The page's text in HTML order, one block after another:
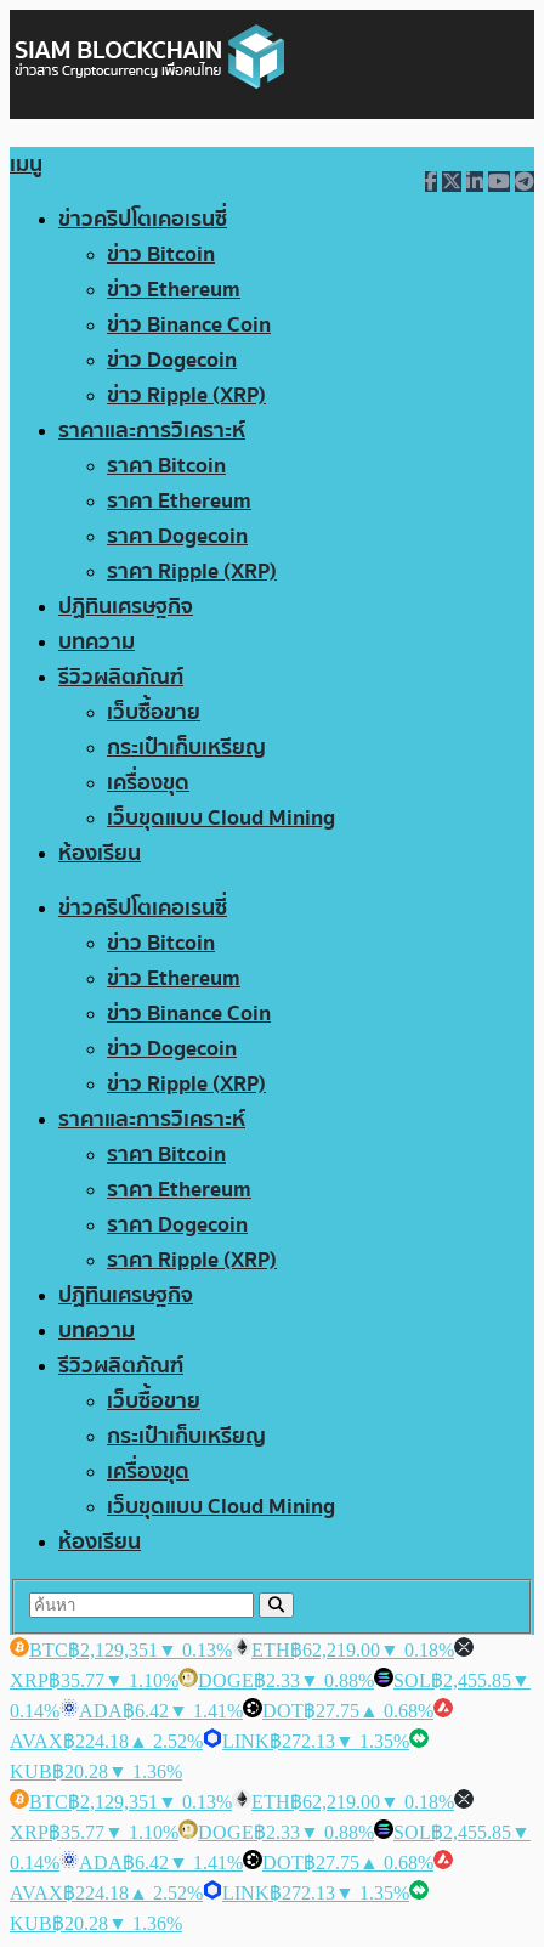
เมนู
ข่าวคริปโตเคอเรนซี่
ข่าว Bitcoin
ข่าว Ethereum
ข่าว Binance Coin
ข่าว Dogecoin
ข่าว Ripple (XRP)
ราคาและการวิเคราะห์
ราคา Bitcoin
ราคา Ethereum
ราคา Dogecoin
ราคา Ripple (XRP)
ปฏิทินเศรษฐกิจ
บทความ
รีวิวผลิตภัณฑ์
เว็บซื้อขาย
กระเป๋าเก็บเหรียญ
เครื่องขุด
เว็บขุดแบบ Cloud Mining
ห้องเรียน
ข่าวคริปโตเคอเรนซี่
ข่าว Bitcoin
ข่าว Ethereum
ข่าว Binance Coin
ข่าว Dogecoin
ข่าว Ripple (XRP)
ราคาและการวิเคราะห์
ราคา Bitcoin
ราคา Ethereum
ราคา Dogecoin
ราคา Ripple (XRP)
ปฏิทินเศรษฐกิจ
บทความ
รีวิวผลิตภัณฑ์
เว็บซื้อขาย
กระเป๋าเก็บเหรียญ
เครื่องขุด
เว็บขุดแบบ Cloud Mining
ห้องเรียน
BTC฿2,129,351 ▼ 0.13% ETH฿62,219.00▼ 0.18%
XRP฿35.77▼ 1.10% DOGE฿2.33▼ 0.88% SOL฿2,455.85▼
0.14%
ADA฿6.42 ▼ 1.41% DOT฿27.75 ▲ 0.68%
AVAX฿224.18 ▲ 2.52% LINK฿272.13▼ 1.35%
KUB฿20.28▼ 1.36%
BTC฿2,129,351 ▼ 0.13% ETH฿62,219.00▼ 0.18%
XRP฿35.77▼ 1.10% DOGE฿2.33▼ 0.88% SOL฿2,455.85▼
0.14%
ADA฿6.42 ▼ 1.41% DOT฿27.75 ▲ 0.68%
AVAX฿224.18 ▲ 2.52% LINK฿272.13▼ 1.35%
KUB฿20.28▼ 1.36%